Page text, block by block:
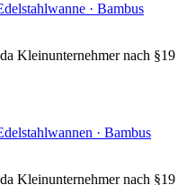
· Bambus
Kleinunternehmer nach §19
· Bambus
Kleinunternehmer nach §19